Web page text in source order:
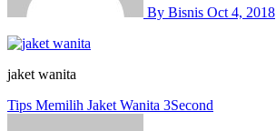
By Bisnis Oct 4, 2018
jaket wanita
Post
Tips Memilih Jaket Wanita 3Second